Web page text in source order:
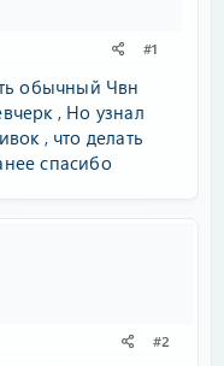
#1
обычный Чвн
, Но узнал
, что делать
спасибо
#2